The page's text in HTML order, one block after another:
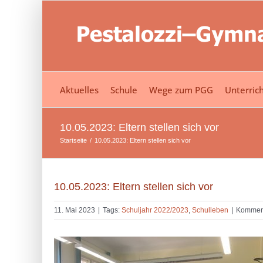
Aktuelles Schule Wege zum PGG
10.05.2023: Eltern stellen sich vor
Startseite 10.05.2023: Eltern stellen sich vor
10.05.2023: Eltern stellen sich vor
11. Mai 2023 Tags: Schuljahr 2022/2023, Schulleben